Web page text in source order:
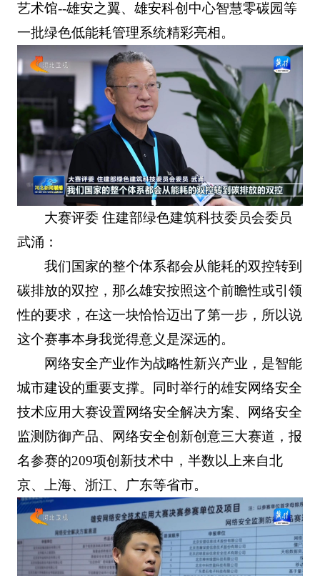
艺术馆--雄安之翼、雄安科创中心智慧零碳园等
一批绿色低能耗管理系统精彩亮相。
大赛评委 住建部绿色建筑科技委员会委员
武涌：
我们国家的整个体系都会从能耗的双控转到
碳排放的双控，那么雄安按照这个前瞻性或引领
性的要求，在这一块恰恰迈出了第一步，所以说
这个赛事本身我觉得意义是深远的。
网络安全产业作为战略性新兴产业，是智能
城市建设的重要支撑。同时举行的雄安网络安全
技术应用大赛设置网络安全解决方案、网络安全
监测防御产品、网络安全创新创意三大赛道，报
名参赛的209项创新技术中，半数以上来自北
京、上海、浙江、广东等省市。